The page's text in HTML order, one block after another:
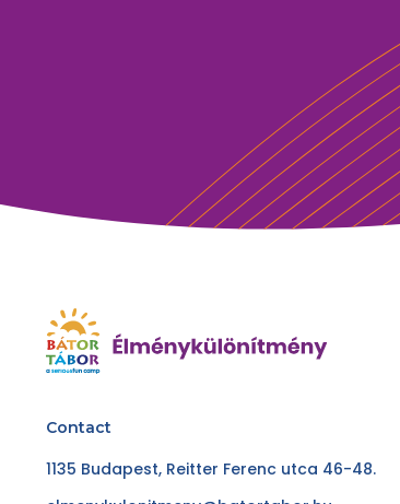
Contact
1135 Budapest, Reitter Ferenc utca 46-48.